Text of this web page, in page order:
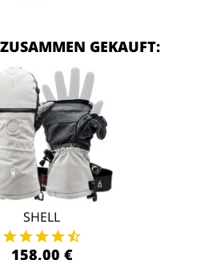
GEKAUFT:
SHELL
158,00 €